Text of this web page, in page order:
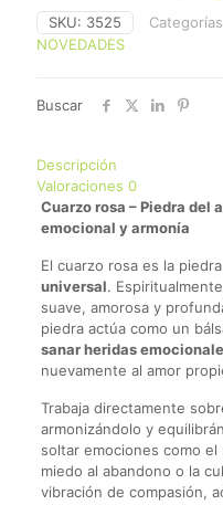
SKU: 3525
NOVEDADES
Buscar
Descripción
Valoraciones 0
Cuarzo rosa – Piedra del
emocional y armonía
El cuarzo rosa es la
universal.
suave, amorosa y
piedra actúa como un
sanar heridas
nuevamente al amor
Trabaja directamente
armonizándolo y
soltar emociones como
miedo al abandono o la
vibración de compasión,